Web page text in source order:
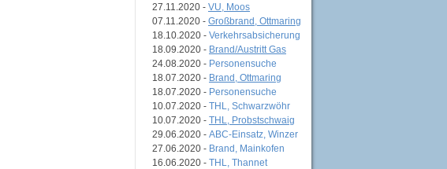
27.11.2020 - VU, Moos
07.11.2020 - Großbrand, Ottmaring
18.10.2020 - Verkehrsabsicherung
18.09.2020 - Brand/Austritt Gas
24.08.2020 - Personensuche
18.07.2020 - Brand, Ottmaring
18.07.2020 - Personensuche
10.07.2020 - THL, Schwarzwöhr
10.07.2020 - THL, Probstschwaig
29.06.2020 - ABC-Einsatz, Winzer
27.06.2020 - Brand, Mainkofen
16.06.2020 - THL, Thannet